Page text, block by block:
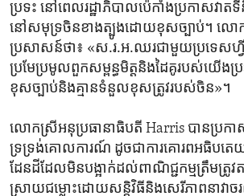
ប្រទះ នៅពេល​រដ្ឋាភិបាល​ប៉េកាំង​ប្រកាស​វាត
នៅ​សមុទ្រ​ចិន​ខាង​ត្បូង​ដោយ​ខុស​ច្បាប់។ លោ
ប្រសាសន៍​ថា៖ «ស.រ.អ.ឈរ​ជា​មួយ​ប្រទេស​ហ្
ប្រមែ​ប្រមូលពួក​សម្ពន្ធមិត្ត​និង​ដៃគូ​របស់យើង​ប្
ខុស​ច្បាប់និង​គ្មានទំនួល​ខុសត្រូវ​របស់​ចិន»។
លោកស្រីអនុប្រធានាធិបតី ​Harris ​បាន​ប្រកា
ទ្រទ្រង់គោលការណ៍​ ដូចជាការ​គោរពអធិបត
ដែនដី​ដែលមិនបង្អាក់​ដល់​ពាណិជ្ជកម្ម​ត្រឹមត្រូវ​ត
ស្រាយ​ជម្លោះ​ដោយ​សន្តិវិធី​និង​សេរីភាព​នាវា